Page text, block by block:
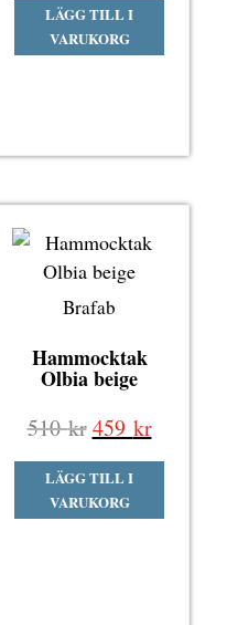
LÄGG TILL I
VARUKORG
Brafab
Hammocktak
Olbia beige
510kr Det
ursprungliga
priset
var:
459 krDet
är:
LÄGG TILL I
VARUKORG